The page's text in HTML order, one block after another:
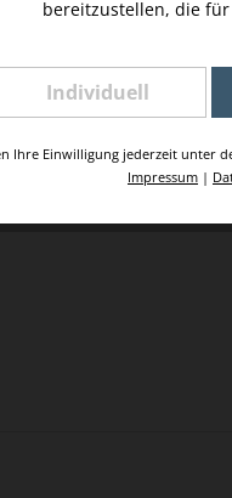
bereitzustellen, die
Individuell
Ihre Einwilligung jederzeit unter
Impressum |
schmeckt
Bratkartoffeln,
es: die Pfanne ist